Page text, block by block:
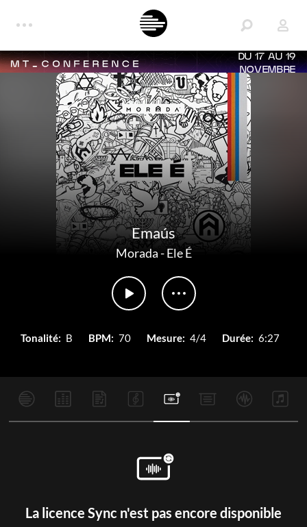
DU 17 AU 19
NOVEMBRE
Emaús
Morada-Ele É
Tonalité: B BPM: 70 Mesure: 4/4 Durée: 6:27
La licence Sync n'est pas encore disponible